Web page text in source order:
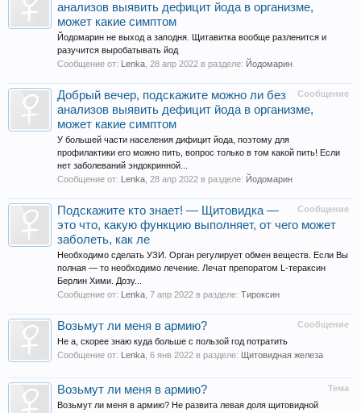
анализов выявить дефицит йода в организме,
может какие симптом
Йодомарин не выход а заподня. Щитавитка вообще разленится и
разучится выробатывать йод
Сообщение от: Lenka 28 апр 2022 в разделе: Йодомарин
Сообщение
Добрый вечер, подскажите можно ли без
анализов выявить дефицит йода в организме,
может какие симптом
У большей части населения дифицит йода, поэтому для
профилактики его можно пить, вопрос только в том какой пить! Если
нет заболеваний эндокринной...
Сообщение от: Lenka 28 апр 2022 в разделе: Йодомарин
Сообщение
Подскажите кто знает! — Щитовидка —
это что, какую функцию выполняет, от чего может
заболеть, как ле
Необходимо сделать УЗИ. Орган регулирует обмен веществ. Если Вы
полная — то необходимо лечение. Лечат препоратом L-тераксин
Берлин Хими. Дозу...
Сообщение от: Lenka 7 апр 2022 в разделе: Тироксин
Сообщение
Возьмут ли меня в армию?
Не а, скорее знаю куда больше с пользой год потратить
Сообщение от: Lenka 6 янв 2022 в разделе: Щитовидная железа
Тема
Возьмут ли меня в армию?
Возьмут ли меня в армию? Не развита левая доля щитовидной